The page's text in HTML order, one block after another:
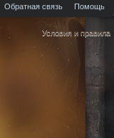
Обратная связь Помощь
Условия и правила